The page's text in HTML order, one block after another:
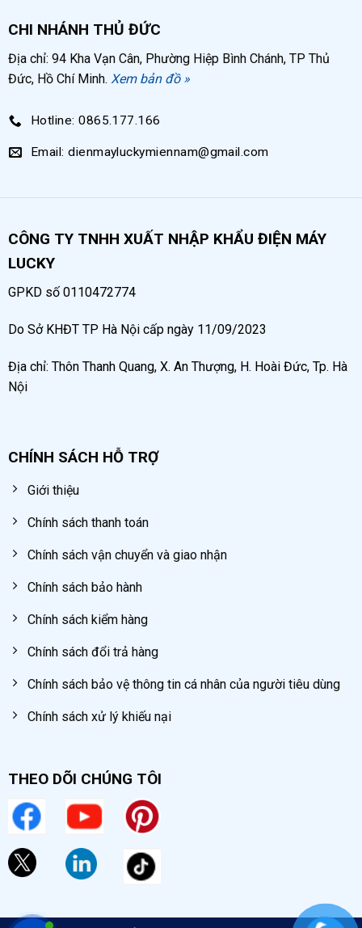
CHI NHÁNH THỦ ĐỨC
Địa chỉ: 94 Kha Vạn Cân, Phường Hiệp Bình Chánh, TP Thủ
Đức, Hồ Chí Minh. Xem bản đồ »
Hotline: 0865.177.166
Email: dienmayluckymiennam@gmail.com
CÔNG TY TNHH XUẤT NHẬP KHẨU ĐIỆN MÁY
LUCKY
GPKD số 0110472774
Do Sở KHĐT TP Hà Nội cấp ngày 11/09/2023
Địa chỉ: Thôn Thanh Quang, X. An Thượng, H. Hoài Đức, Tp. Hà
Nội
CHÍNH SÁCH HỖ TRỢ
Giới thiệu
Chính sách thanh toán
Chính sách vận chuyển và giao nhận
Chính sách bảo hành
Chính sách kiểm hàng
Chính sách đổi trả hàng
Chính sách bảo vệ thông tin cá nhân của người tiêu dùng
Chính sách xử lý khiếu nại
THEO DÕI CHÚNG TÔI